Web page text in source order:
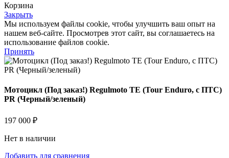
Корзина
Закрыть
Мы используем файлы cookie, чтобы улучшить ваш опыт на
нашем веб-сайте. Просмотрев этот сайт, вы соглашаетесь на
использование файлов cookie.
Принять
Мотоцикл (Под заказ!) Regulmoto TE (Tour Enduro, с ПТС)
PR (Черный/зеленый)
197 000 ₽
Нет в наличии
Добавить для сравнения